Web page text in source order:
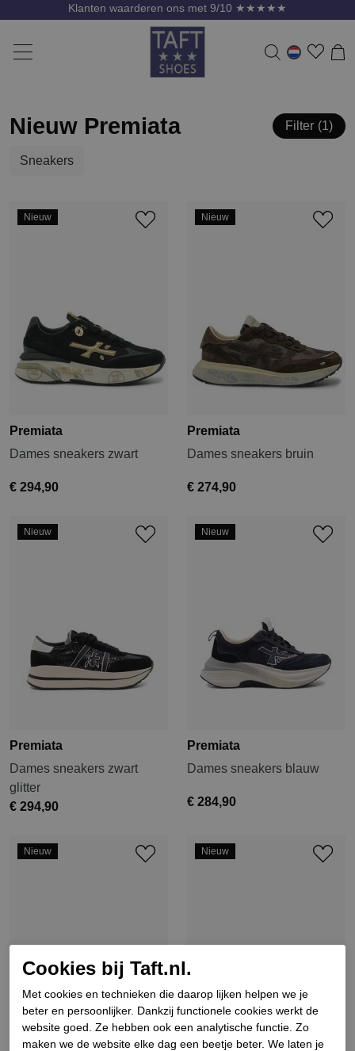
Klanten waarderen ons met 9/10 ★★★★★
Nieuw Premiata Filter 1
Sneakers
Nieuw
Premiata
Dames sneakers zwart
€ 294,90
Nieuw
Premiata
Dames sneakers bruin
€ 274,90
Nieuw
Premiata
Dames sneakers zwart
glitter
€ 294,90
Nieuw
Premiata
Dames sneakers blauw
€ 284,90
Nieuw Nieuw
Cookies bij Taft.nl.
Met cookies en technieken die daarop lijken helpen we je
beter en persoonlijker. Dankzij functionele cookies werkt de
website goed. Ze hebben ook een analytische functie. Zo
maken we de website elke dag een beetje beter. We laten je